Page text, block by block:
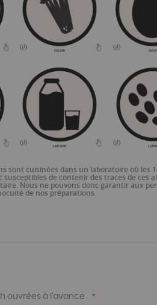
sont cuisinées dans un laboratoire où les
susceptibles de contenir des traces de ces
Nous ne pouvons donc garantir aux
de nos préparations.
ouvrées à l'avance